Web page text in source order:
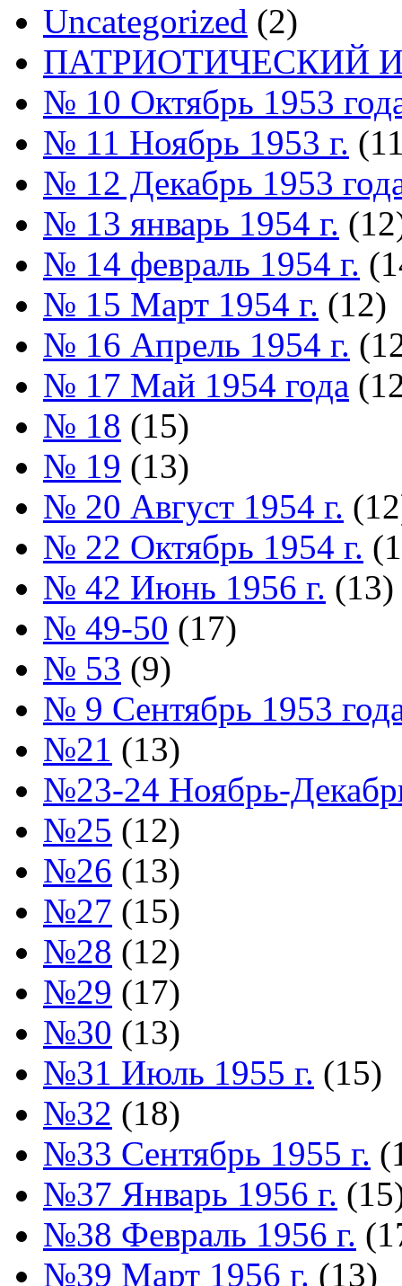
Uncategorized (2)
ПАТРИОТИЧЕСКИЙ
№ 10 Октябрь 1953
№ 11 Ноябрь 1953 г.
№ 12 Декабрь 1953
№ 13 январь 1954 г.
№ 14 февраль 1954 г.
№ 15 Март 1954 г. (12)
№ 16 Апрель 1954 г.
№ 17 Май 1954 года
№ 18 (15)
№ 19 (13)
№ 20 Август 1954 г.
№ 22 Октябрь 1954 г.
№ 42 Июнь 1956 г. (13)
№ 49-50 (17)
№ 53 (9)
№ 9 Сентябрь 1953
№21 (13)
№23-24 Ноябрь-
№25 (12)
№26 (13)
№27 (15)
№28 (12)
№29 (17)
№30 (13)
№31 Июль 1955 г. (15)
№32 (18)
№33 Сентябрь 1955 г.
№37 Январь 1956 г.
№38 Февраль 1956 г.
№39 Март 1956 г. (13)